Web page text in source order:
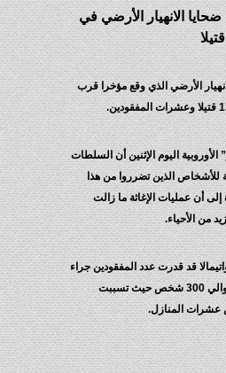
الانهيار الأرضي في
الأرضي الذي وقع مؤخرا قرب
اليوم الإثنين أن السلطات
للأشخاص الذين تضرروا من هذا
إلى أن عمليات الإغاثة ما زالت
من الأحياء.
قد قدرت عدد المفقودين جراء
هذه الكارثة الطبيعية بحوالي 300 شخص حيث تسببت
عشرات المنازل.